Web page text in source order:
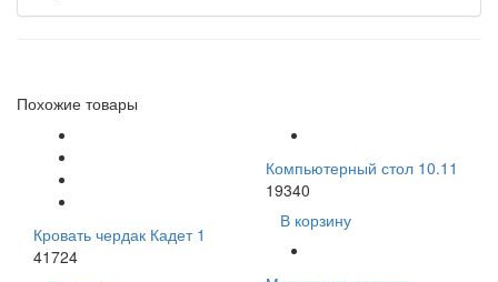
Похожие товары
Кровать чердак Кадет 1
41724
Компьютерный стол 10.11
19340
В корзину